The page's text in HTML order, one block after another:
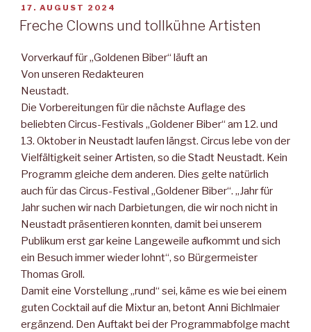
VERÖFFENTLICHT
AM
17. AUGUST 2024
Freche Clowns und tollkühne Artisten
Vorverkauf für „Goldenen Biber“ läuft an
Von unseren Redakteuren
Neustadt.
Die Vorbereitungen für die nächste Auflage des
beliebten Circus-Festivals „Goldener Biber“ am 12. und
13. Oktober in Neustadt laufen längst. Circus lebe von der
Vielfältigkeit seiner Artisten, so die Stadt Neustadt. Kein
Programm gleiche dem anderen. Dies gelte natürlich
auch für das Circus-Festival „Goldener Biber“. „Jahr für
Jahr suchen wir nach Darbietungen, die wir noch nicht in
Neustadt präsentieren konnten, damit bei unserem
Publikum erst gar keine Langeweile aufkommt und sich
ein Besuch immer wieder lohnt“, so Bürgermeister
Thomas Groll.
Damit eine Vorstellung „rund“ sei, käme es wie bei einem
guten Cocktail auf die Mixtur an, betont Anni Bichlmaier
ergänzend. Den Auftakt bei der Programmabfolge macht